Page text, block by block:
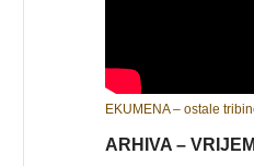
EKUMENA – ostale
ARHIVA –